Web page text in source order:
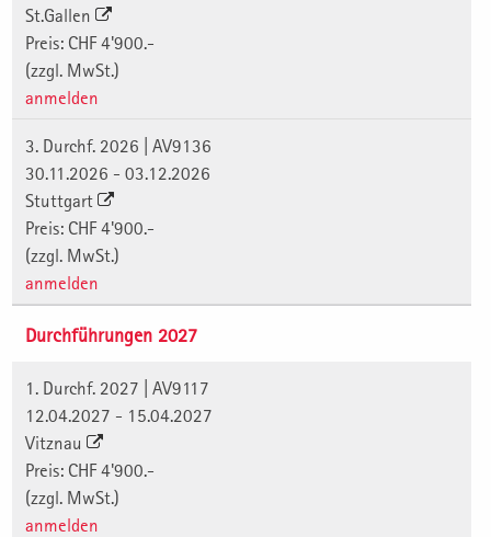
St.Gallen
Preis: CHF 4'900.-
(zzgl. MwSt.)
anmelden
3. Durchf. 2026 | AV9136
30.11.2026 - 03.12.2026
Stuttgart
Preis: CHF 4'900.-
(zzgl. MwSt.)
anmelden
Durchführungen 2027
1. Durchf. 2027 | AV9117
12.04.2027 - 15.04.2027
Vitznau
Preis: CHF 4'900.-
(zzgl. MwSt.)
anmelden